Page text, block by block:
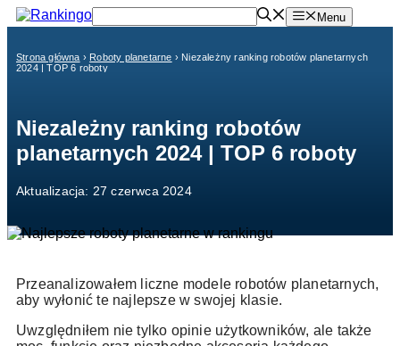
Przejdź
do
Menu
Strona główna › Roboty planetarne › Niezależny ranking robotów planetarnych
2024 | TOP 6 roboty
Niezależny ranking robotów
planetarnych 2024 | TOP 6 roboty
Aktualizacja: 27 czerwca 2024
Przeanalizowałem liczne modele robotów planetarnych,
aby wyłonić te najlepsze w swojej klasie.
Uwzględniłem nie tylko opinie użytkowników, ale także